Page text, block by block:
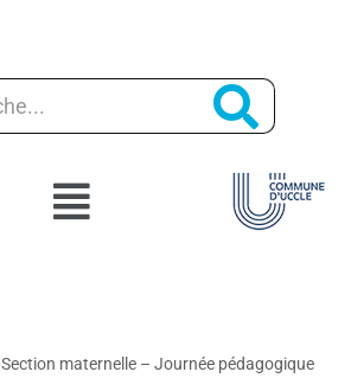
Section maternelle – Journée pédagogique